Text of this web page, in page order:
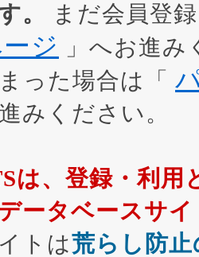
。
まだ会員登
ジ
」へお進
った場合は「
みください。
は、登録・利用
ータベースサ
トは荒らし防